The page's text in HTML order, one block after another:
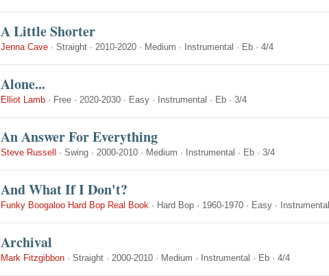
A Little Shorter
Jenna Cave · Straight · 2010-2020 · Medium · Instrumental · Eb · 4/4
Alone...
Elliot Lamb · Free · 2020-2030 · Easy · Instrumental · Eb · 3/4
An Answer For Everything
Steve Russell · Swing · 2000-2010 · Medium · Instrumental · Eb · 3/4
And What If I Don't?
Funky Boogaloo Hard Bop Real Book · Hard Bop · 1960-1970 · Easy · Instrumental
Archival
Mark Fitzgibbon · Straight · 2000-2010 · Medium · Instrumental · Eb · 4/4